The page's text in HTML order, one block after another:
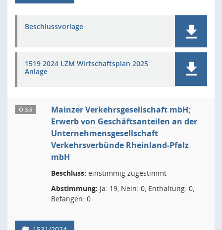
Beschlussvorlage
1519 2024 LZM Wirtschaftsplan 2025
Anlage
Ö 3.5
Mainzer Verkehrsgesellschaft mbH;
Erwerb von Geschäftsanteilen an der
Unternehmensgesellschaft
Verkehrsverbünde Rheinland-Pfalz
mbH
Beschluss: einstimmig zugestimmt
Abstimmung: Ja: 19, Nein: 0, Enthaltung: 0,
Befangen: 0